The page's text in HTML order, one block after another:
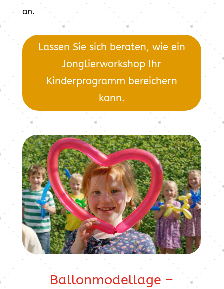
an.
Lassen Sie sich beraten, wie ein
Jonglierworkshop Ihr
Kinderprogramm bereichern
kann.
Ballonmodellage –